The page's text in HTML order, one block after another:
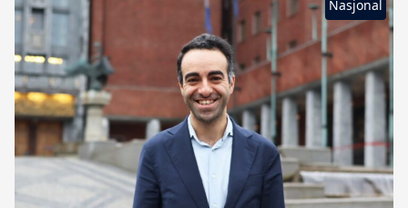
Nasjonal